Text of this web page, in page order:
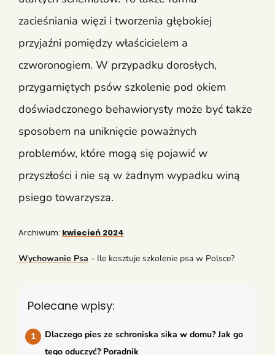
zacieśniania więzi i tworzenia głębokiej
przyjaźni pomiędzy właścicielem a
czworonogiem. W przypadku dorosłych,
przygarniętych psów szkolenie pod okiem
doświadczonego behawiorysty może być także
sposobem na uniknięcie poważnych
problemów, które mogą się pojawić w
przyszłości i nie są w żadnym wypadku winą
psiego towarzysza.
Archiwum: kwiecień 2024
Wychowanie Psa - Ile kosztuje szkolenie psa w Polsce?
Polecane wpisy:
Dlaczego pies ze schroniska sika w domu? Jak go
tego oduczyć? Poradnik